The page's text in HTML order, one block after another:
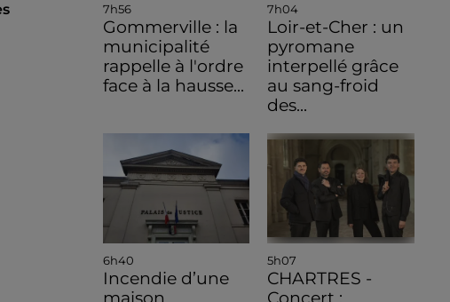
7h56
Gommerville : la
municipalité
rappelle à l'ordre
face à la hausse...
7h04
Loir-et-Cher : un
pyromane
interpellé grâce
au sang-froid
des...
6h40
Incendie d’une
5h07
CHARTRES -